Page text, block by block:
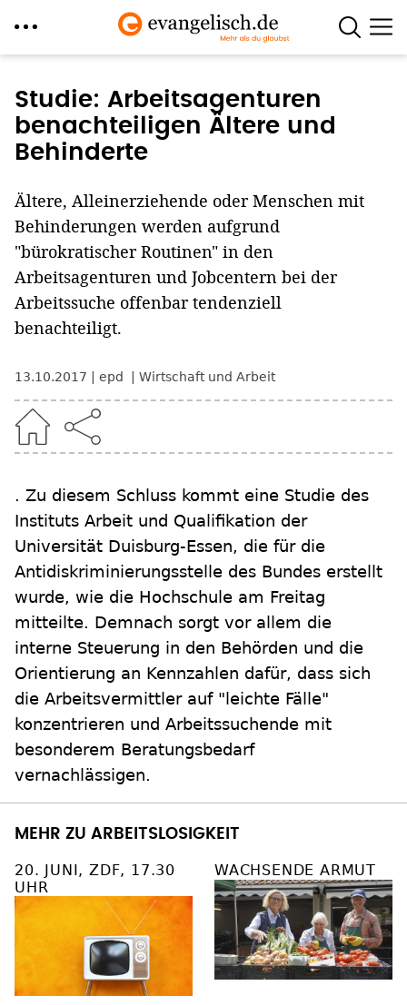
zum
Inhalt
Studie: Arbeitsagenturen
benachteiligen Ältere und
Behinderte
Ältere, Alleinerziehende oder Menschen mit
Behinderungen werden aufgrund
"bürokratischer Routinen" in den
Arbeitsagenturen und Jobcentern bei der
Arbeitssuche offenbar tendenziell
benachteiligt.
13.10.2017 epd Wirtschaft und Arbeit
. Zu diesem Schluss kommt eine Studie des
Instituts Arbeit und Qualifikation der
Universität Duisburg-Essen, die für die
Antidiskriminierungsstelle des Bundes erstellt
wurde, wie die Hochschule am Freitag
mitteilte. Demnach sorgt vor allem die
interne Steuerung in den Behörden und die
Orientierung an Kennzahlen dafür, dass sich
die Arbeitsvermittler auf "leichte Fälle"
konzentrieren und Arbeitssuchende mit
besonderem Beratungsbedarf
vernachlässigen.
MEHR ZU ARBEITSLOSIGKEIT
20. JUNI, ZDF, 17.30
UHR
WACHSENDE ARMUT